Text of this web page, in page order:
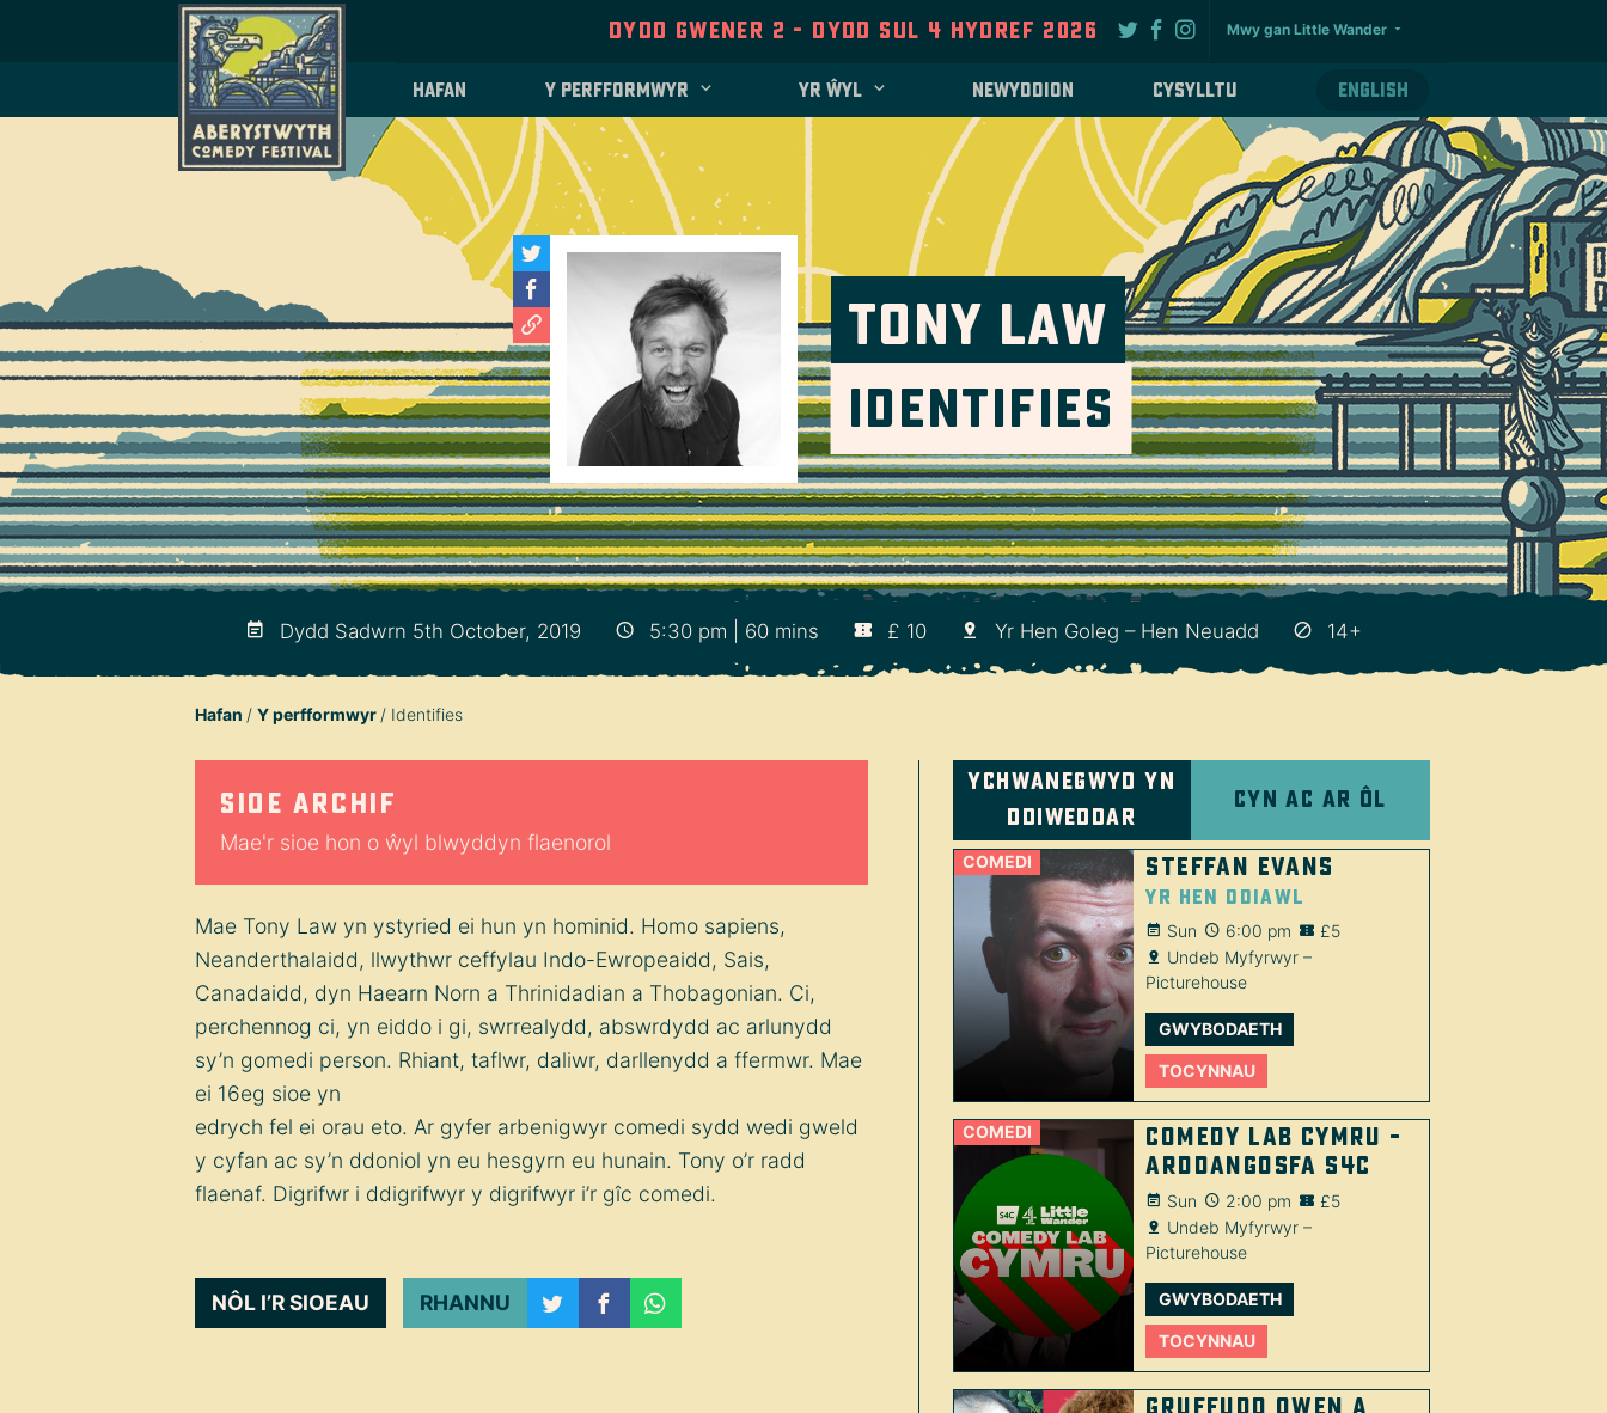
Dydd Gwener 2 - Dydd Sul 4 Hydref 2026 Mwy gan Little Wander
Hafan Y perfformwyr Yr Ŵyl Newyddion Cysylltu English
Tony Law
Identifies
Dydd Sadwrn 5th October, 2019 5:30 pm | 60 mins £ 10 Yr Hen Goleg – Hen Neuadd 14+
Hafan Y perfformwyr Identifies
Sioe archif
Mae'r sioe hon o ŵyl blwyddyn flaenorol
Mae Tony Law yn ystyried ei hun yn hominid. Homo sapiens,
Neanderthalaidd, llwythwr ceffylau Indo-Ewropeaidd, Sais,
Canadaidd, dyn Haearn Norn a Thrinidadian a Thobagonian. Ci,
perchennog ci, yn eiddo i gi, swrrealydd, abswrdydd ac arlunydd
sy’n gomedi person. Rhiant, taflwr, daliwr, darllenydd a ffermwr. Mae
ei 16eg sioe yn
edrych fel ei orau eto. Ar gyfer arbenigwyr comedi sydd wedi gweld
y cyfan ac sy’n ddoniol yn eu hesgyrn eu hunain. Tony o’r radd
flaenaf. Digrifwr i ddigrifwyr y digrifwyr i’r gîc comedi.
NÔL I’R SIOEAU RHANNU
Ychwanegwyd yn
ddiweddar
Cyn ac ar ôl
COMEDI Steffan Evans
Yr Hen Ddiawl
Sun 6:00 pm
£5
Undeb Myfyrwyr –
Picturehouse
GWYBODAETH
TOCYNNAU
COMEDI
Comedy Lab Cymru –
Arddangosfa S4C
Sun 2:00 pm
£5
Undeb Myfyrwyr –
Picturehouse
GWYBODAETH
TOCYNNAU